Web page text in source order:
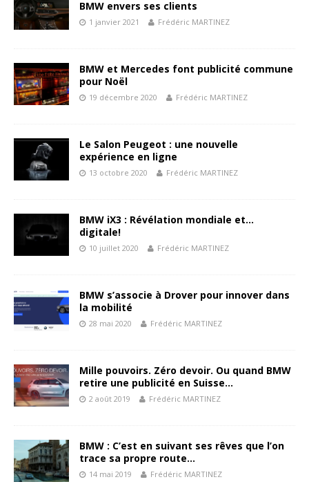
BMW envers ses clients
1 janvier 2021 Frédéric MARTINEZ
BMW et Mercedes font publicité commune
pour Noël
19 décembre 2020 Frédéric MARTINEZ
Le Salon Peugeot : une nouvelle
expérience en ligne
13 octobre 2020 Frédéric MARTINEZ
BMW iX3 : Révélation mondiale et…
digitale!
10 juillet 2020 Frédéric MARTINEZ
BMW s’associe à Drover pour innover dans
la mobilité
28 mai 2020 Frédéric MARTINEZ
Mille pouvoirs. Zéro devoir. Ou quand BMW
retire une publicité en Suisse…
2 août 2019 Frédéric MARTINEZ
BMW : C’est en suivant ses rêves que l’on
trace sa propre route…
14 mai 2019 Frédéric MARTINEZ